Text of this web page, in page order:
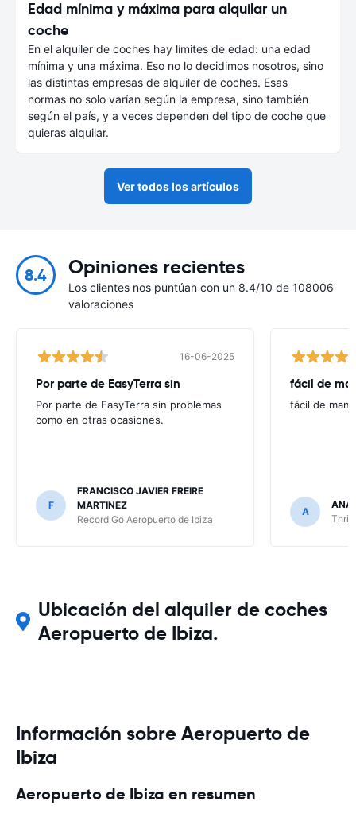
Edad mínima y máxima para alquilar un
coche
En el alquiler de coches hay límites de edad: una edad
mínima y una máxima. Eso no lo decidimos nosotros, sino
las distintas empresas de alquiler de coches. Esas
normas no solo varían según la empresa, sino también
según el país, y a veces dependen del tipo de coche que
quieras alquilar.
Ver todos los artículos
8.4 Opiniones recientes
Los clientes nos puntúan con un 8.4/10 de 108006
valoraciones
16-06-2025
Por parte de EasyTerra sin
Por parte de EasyTerra sin problemas
como en otras ocasiones.
F
FRANCISCO JAVIER FREIRE
MARTINEZ
Record Go Aeropuerto de Ibiza
fácil de
fácil de
A
ANA
Ubicación del alquiler de coches
Aeropuerto de Ibiza.
Información sobre Aeropuerto de
Ibiza
Aeropuerto de Ibiza en resumen